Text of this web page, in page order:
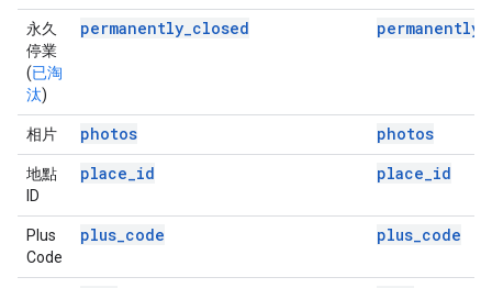
永久
停業
(已淘
汰)
permanently_closed
相片 photos photos
地點
ID
place_id place_id
Plus
Code
plus_code plus_code